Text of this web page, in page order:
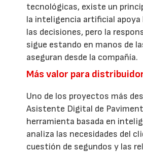
tecnológicas, existe un
la inteligencia artificial apoya
las decisiones, pero la
sigue estando en manos de
aseguran desde la compañía.
Más valor para
Uno de los proyectos más
Asistente Digital de
herramienta basada en
analiza las necesidades del
cuestión de segundos y las